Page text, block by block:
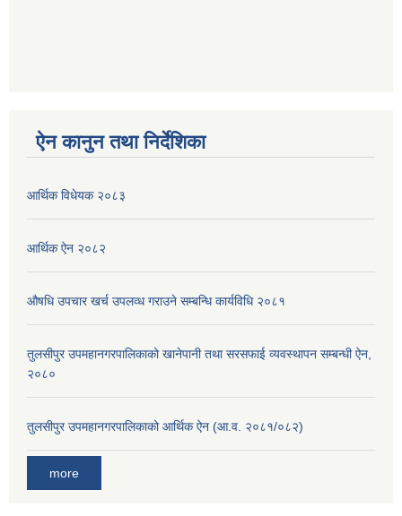
ऐन कानुन तथा निर्देशिका
आर्थिक विधेयक २०८३
आर्थिक ऐन २०८२
औषधि उपचार खर्च उपलव्ध गराउने सम्बन्धि कार्यविधि २०८१
तुलसीपुर उपमहानगरपालिकाको खानेपानी तथा सरसफाई व्यवस्थापन सम्बन्धी ऐन,
२०८०
तुलसीपुर उपमहानगरपालिकाको आर्थिक ऐन (आ.व. २०८१/०८२)
more